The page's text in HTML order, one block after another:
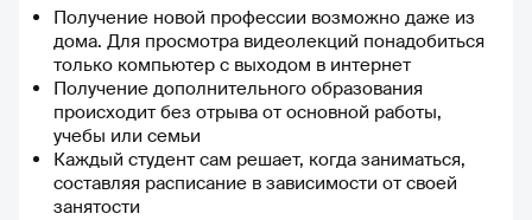
Получение новой профессии возможно даже из
дома. Для просмотра видеолекций понадобиться
только компьютер с выходом в интернет
Получение дополнительного образования
происходит без отрыва от основной работы,
учебы или семьи
Каждый студент сам решает, когда заниматься,
составляя расписание в зависимости от своей
занятости